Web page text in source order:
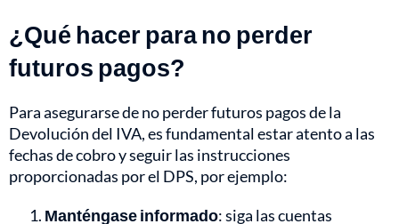
¿Qué hacer para no perder
futuros pagos?
Para asegurarse de no perder futuros pagos de la
Devolución del IVA, es fundamental estar atento a las
fechas de cobro y seguir las instrucciones
proporcionadas por el DPS, por ejemplo:
Manténgase informado: siga las cuentas